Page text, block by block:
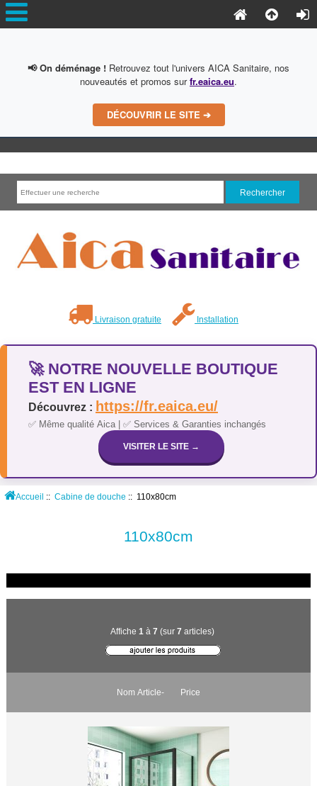
📢 On déménage ! Retrouvez tout l'univers AICA Sanitaire, nos
nouveautés et promos surfr.eaica.eu.
DÉCOUVRIR LE SITE ➔
Livraison gratuite Installation
🚀 NOTRE NOUVELLE BOUTIQUE
EST EN LIGNE
Découvrez : https://fr.eaica.eu/
✅ Même qualité Aica | ✅ Services & Garanties inchangés
VISITER LE SITE →
Accueil :: Cabine de douche :: 110x80cm
110x80cm
Affiche 1 à 7 (sur 7 articles)
Nom Article- Price